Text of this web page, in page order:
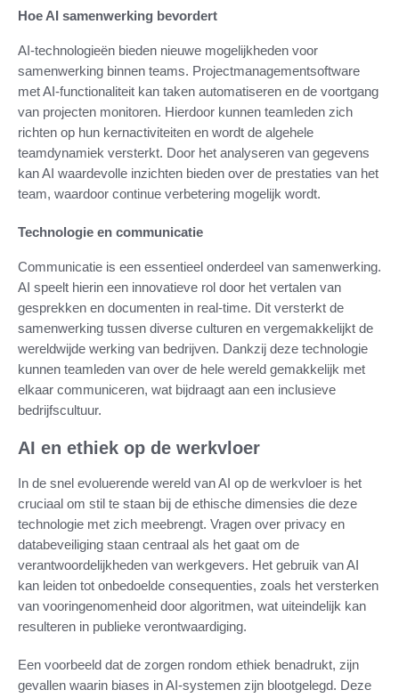
Hoe AI samenwerking bevordert
AI-technologieën bieden nieuwe mogelijkheden voor
samenwerking binnen teams. Projectmanagementsoftware
met AI-functionaliteit kan taken automatiseren en de voortgang
van projecten monitoren. Hierdoor kunnen teamleden zich
richten op hun kernactiviteiten en wordt de algehele
teamdynamiek versterkt. Door het analyseren van gegevens
kan AI waardevolle inzichten bieden over de prestaties van het
team, waardoor continue verbetering mogelijk wordt.
Technologie en communicatie
Communicatie is een essentieel onderdeel van samenwerking.
AI speelt hierin een innovatieve rol door het vertalen van
gesprekken en documenten in real-time. Dit versterkt de
samenwerking tussen diverse culturen en vergemakkelijkt de
wereldwijde werking van bedrijven. Dankzij deze technologie
kunnen teamleden van over de hele wereld gemakkelijk met
elkaar communiceren, wat bijdraagt aan een inclusieve
bedrijfscultuur.
AI en ethiek op de werkvloer
In de snel evoluerende wereld van AI op de werkvloer is het
cruciaal om stil te staan bij de ethische dimensies die deze
technologie met zich meebrengt. Vragen over privacy en
databeveiliging staan centraal als het gaat om de
verantwoordelijkheden van werkgevers. Het gebruik van AI
kan leiden tot onbedoelde consequenties, zoals het versterken
van vooringenomenheid door algoritmen, wat uiteindelijk kan
resulteren in publieke verontwaardiging.
Een voorbeeld dat de zorgen rondom ethiek benadrukt, zijn
gevallen waarin biases in AI-systemen zijn blootgelegd. Deze